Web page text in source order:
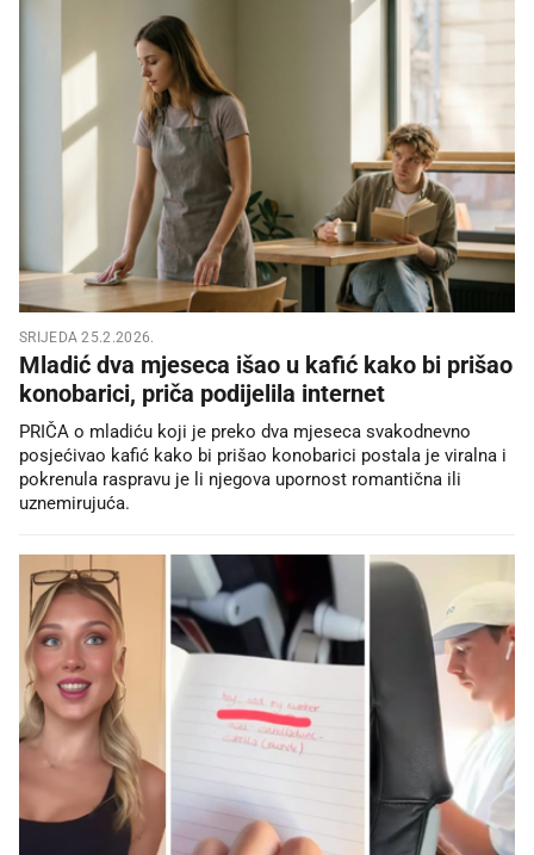
SRIJEDA 25.2.2026.
Mladić dva mjeseca išao u kafić kako bi prišao
konobarici, priča podijelila internet
PRIČA o mladiću koji je preko dva mjeseca svakodnevno
posjećivao kafić kako bi prišao konobarici postala je viralna i
pokrenula raspravu je li njegova upornost romantična ili
uznemirujuća.